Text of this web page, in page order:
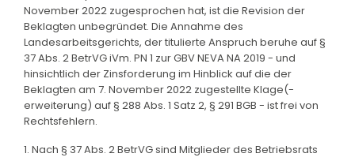
November 2022 zugesprochen hat, ist die Revision der
Beklagten unbegründet. Die Annahme des
Landesarbeitsgerichts, der titulierte Anspruch beruhe auf §
37 Abs. 2 BetrVG iVm. PN 1 zur GBV NEVA NA 2019 - und
hinsichtlich der Zinsforderung im Hinblick auf die der
Beklagten am 7. November 2022 zugestellte Klage(-
erweiterung) auf § 288 Abs. 1 Satz 2, § 291 BGB - ist frei von
Rechtsfehlern.
1. Nach § 37 Abs. 2 BetrVG sind Mitglieder des Betriebsrats